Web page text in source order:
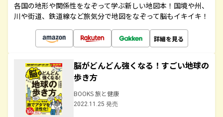
各国の地形や関係性をなぞって学ぶ新しい地図本！国境や州、
川や街道、鉄道線など旅気分で地図をなぞって脳もイキイキ！
詳細を見る
脳がどんどん強くなる！すごい地球の
歩き方
BOOKS 旅と健康
2022.11.25 発売